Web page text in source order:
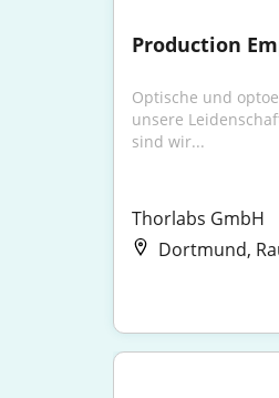
Production
Optische und
unsere
sind wir...
Thorlabs GmbH
Dortmund,